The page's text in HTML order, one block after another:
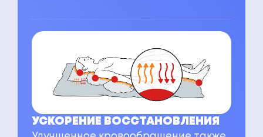
УСКОРЕНИЕ ВОССТАНОВЛЕНИЯ